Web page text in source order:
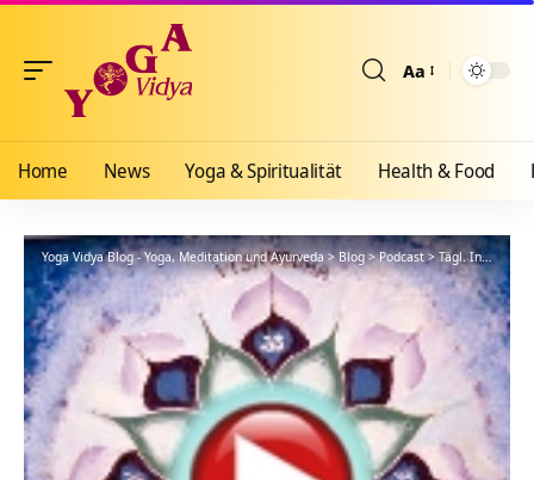
Aa
Home News Yoga & Spiritualität Health & Food
Yoga Vidya Blog - Yoga, Meditation und Ayurveda>Blog>Podcast>Tägl. Inspiration